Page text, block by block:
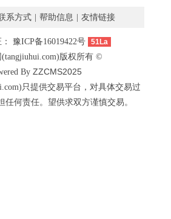
系方式 帮助信息 友情链接
豫ICP备16019422号 51La
版权所有 ©
By ZZCMS2025
只提供交易平台，对具体交易过
任何责任。望供求双方谨慎交易。